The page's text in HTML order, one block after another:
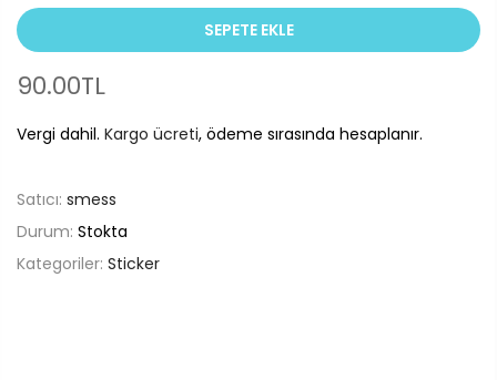
SEPETE EKLE
90.00TL
Vergi dahil. Kargo ücreti, ödeme sırasında hesaplanır.
Satıcı: smess
Durum: Stokta
Kategoriler: Sticker